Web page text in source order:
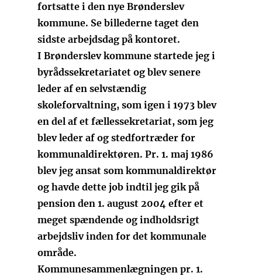
fortsatte i den nye Brønderslev
kommune. Se billederne taget den
sidste arbejdsdag på kontoret.
I Brønderslev kommune startede jeg i
byrådssekretariatet og blev senere
leder af en selvstændig
skoleforvaltning, som igen i 1973 blev
en del af et fællessekretariat, som jeg
blev leder af og stedfortræder for
kommunaldirektøren. Pr. 1. maj 1986
blev jeg ansat som kommunaldirektør
og havde dette job indtil jeg gik på
pension den 1. august 2004 efter et
meget spændende og indholdsrigt
arbejdsliv inden for det kommunale
område.
Kommunesammenlægningen pr. 1.